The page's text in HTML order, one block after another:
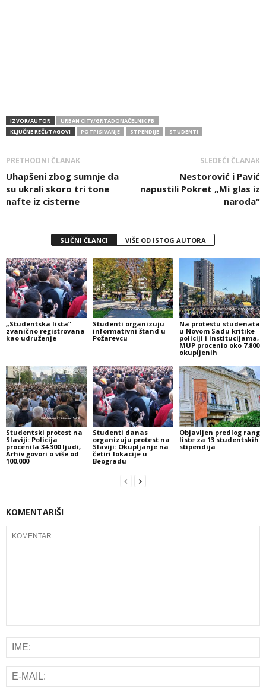
IZVOR/AUTOR
URBAN CITY/GRTADONAČELNIK FB
KLJUČNE REČI/TAGOVI
POTPISIVANJE STPENDIJE STUDENTI
PRETHODNI ČLANAK
Uhapšeni zbog sumnje da
su ukrali skoro tri tone
nafte iz cisterne
SLEDEĆI ČLANAK
Nestorović i Pavić
napustili Pokret „Mi glas iz
naroda“
SLIČNI ČLANCI VIŠE OD ISTOG AUTORA
„Studentska lista“
zvanično registrovana
kao udruženje
Studenti organizuju
informativni štand u
Požarevcu
Na protestu studenata
u Novom Sadu kritike
policiji i institucijama,
MUP procenio oko 7.800
okupljenih
Studentski protest na
Slaviji: Policija
procenila 34.300 ljudi,
Arhiv govori o više od
100.000
Studenti danas
organizuju protest na
Slaviji: Okupljanje na
četiri lokacije u
Beogradu
Objavljen predlog rang
liste za 13 studentskih
stipendija
KOMENTARIŠI